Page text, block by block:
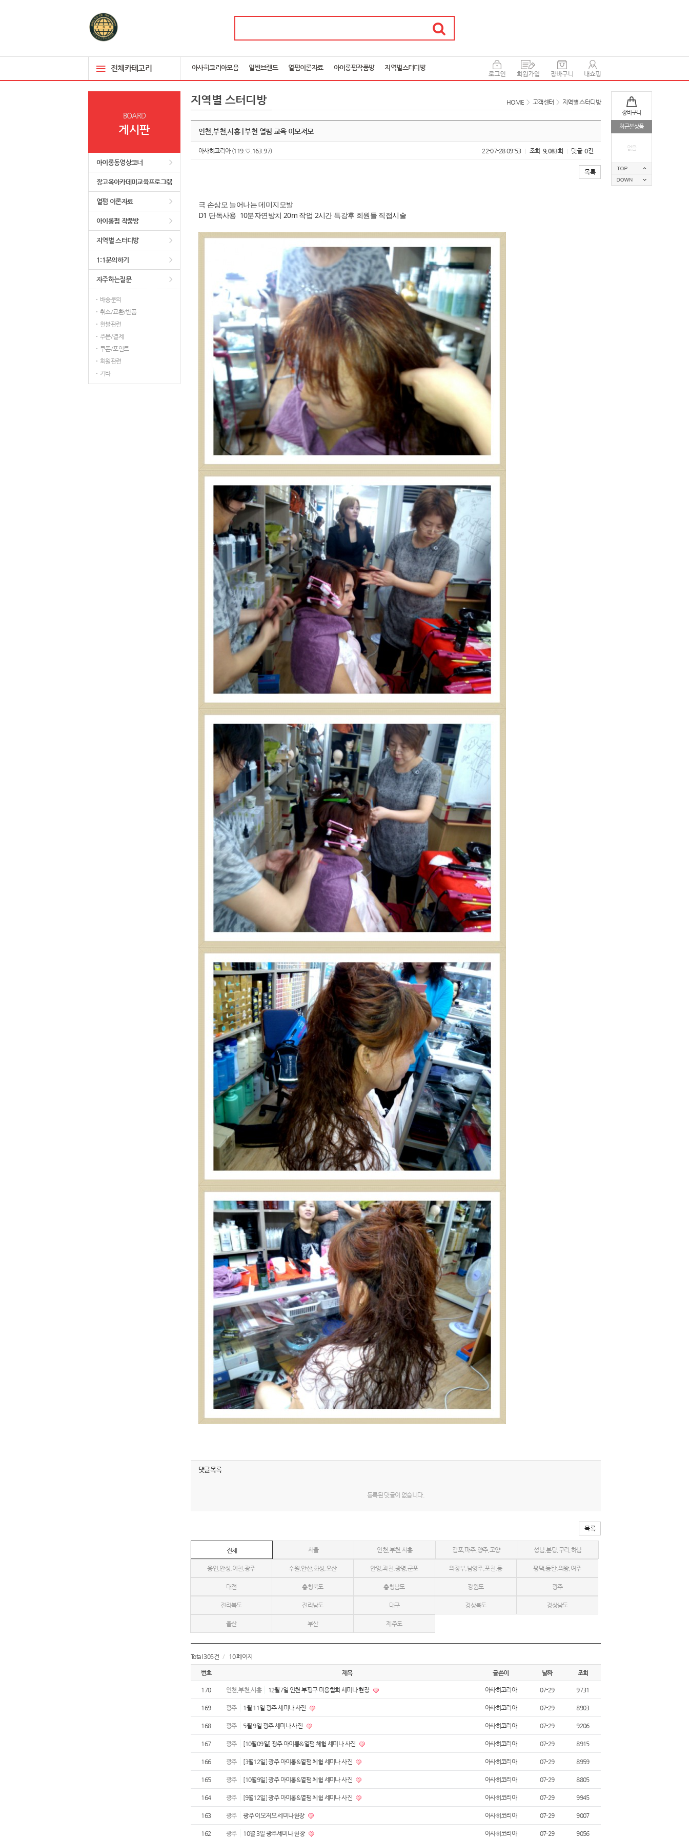
전체카테고리 아사히코리아모음 일반브랜드 열펌이론자료 아이롱펌작품방 지역별스터디방
장바구니
최근본상품
없음
BOARD
게시판
아이롱동영상코너
장고옥아카데미교육프로그램
열펌 이론자료
아이롱펌 작품방
지역별 스터디방
1:1문의하기
자주하는질문
배송문의
취소/교환/반품
환불관련
주문/결제
쿠폰/포인트
회원관련
기타
지역별 스터디방 HOME > 고객센터 > 지역별 스터디방
인천,부천,시흥 | 부천 열펌 교육 이모저모
아사히코리아(119.♡.163.97) 22-07-28 09:53 조회 9,083회 댓글 0건
목록
극 손상모 늘어나는 데미지모발
D1 단독사용 10분자연방치 20m 작업 2시간 특강후 회원들 직접시술
댓글목록
등록된 댓글이 없습니다.
목록
전체 서울 인천,부천,시흥 김포,파주,양주,고양 성남,분당,구리,하남
용인,안성,이천,광주 수원,안산,화성,오산 안양,과천,광명,군포 의정부,남양주,포천,동
두천
평택,동탄,의왕,여주
대전 충청북도 충청남도 강원도 광주
전라북도 전라남도 대구 경상북도 경상남도
울산 부산 제주도
Total 305건 / 10 페이지
번호 제목 글쓴이 날짜 조회
170 인천,부천,시흥 12월7일 인천 부평구 미용협회 세미나 현장 아사히코리아 07-29 9731
169 광주 1월 11일 광주 세미나 사진 아사히코리아 07-29 8903
168 광주 5월 9일 광주 세미나 사진 아사히코리아 07-29 9206
167 광주 [10월09일] 광주 아이롱&열펌 체험 세미나 사진 아사히코리아 07-29 8915
166 광주 [3월12일] 광주 아이롱&열펌 체험 세미나 사진 아사히코리아 07-29 8959
165 광주 [10월9일] 광주 아이롱&열펌 체험 세미나 사진 아사히코리아 07-29 8805
164 광주 [9월12일] 광주 아이롱&열펌 체험 세미나 사진 아사히코리아 07-29 9945
163 광주 광주 이모저모 세미나현장 아사히코리아 07-29 9007
162 광주 10월 3일 광주세미나 현장 아사히코리아 07-29 9056